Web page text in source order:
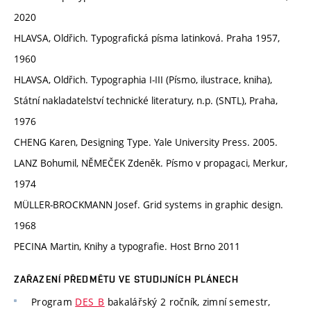
2020
HLAVSA, Oldřich. Typografická písma latinková. Praha 1957,
1960
HLAVSA, Oldřich. Typographia I-III (Písmo, ilustrace, kniha),
Státní nakladatelství technické literatury, n.p. (SNTL), Praha,
1976
CHENG Karen, Designing Type. Yale University Press. 2005.
LANZ Bohumil, NĚMEČEK Zdeněk. Písmo v propagaci, Merkur,
1974
MÜLLER-BROCKMANN Josef. Grid systems in graphic design.
1968
PECINA Martin, Knihy a typografie. Host Brno 2011
ZAŘAZENÍ PŘEDMĚTU VE STUDIJNÍCH PLÁNECH
Program DES_B bakalářský 2 ročník, zimní semestr,